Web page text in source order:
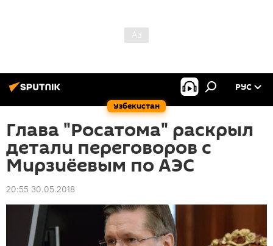
Узбекистан
РУС
Глава "Росатома" раскрыл
детали переговоров с
Мирзиёевым по АЭС
20:55 30.05.2018